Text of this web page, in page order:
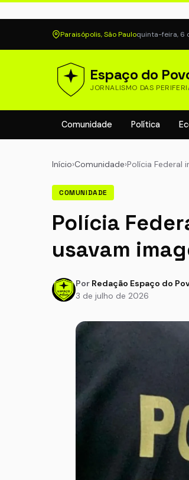
Paraisópolis, São Pauloquinta-feira, 6
Espaço do
JORNALISMO DAS
Comunidade Política
Início›Comunidade›Polícia Federal
COMUNIDADE
Polícia
usavam
Por Redação Espaço do
3 de julho de 2026